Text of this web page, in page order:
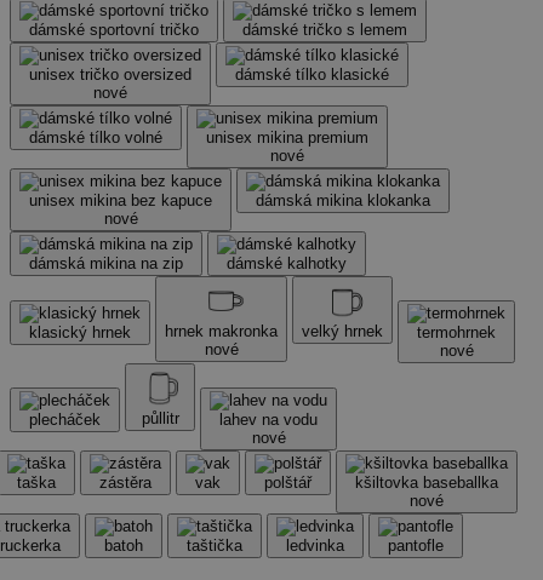
dámské sportovní tričko dámské tričko s lemem
unisex tričko oversized
nové
dámské tílko klasické
dámské tílko volné
unisex mikina premium
nové
unisex mikina bez kapuce
nové
dámská mikina klokanka
dámská mikina na zip dámské kalhotky
klasický hrnek
hrnek makronka
nové
velký hrnek
termohrnek
nové
plecháček půllitr
lahev na vodu
nové
taška zástěra vak polštář
kšiltovka baseballka
nové
batoh taštička ledvinka pantofle